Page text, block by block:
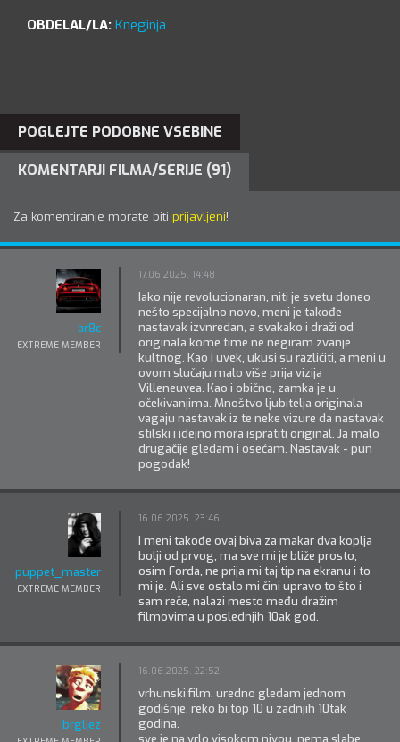
OBDELAL/LA: Kneginja
POGLEJTE PODOBNE VSEBINE
KOMENTARJI FILMA/SERIJE (91)
Za komentiranje morate biti prijavljeni!
ar8c
EXTREME MEMBER
17.06.2025. 14:48
Iako nije revolucionaran, niti je svetu doneo
nešto specijalno novo, meni je takođe
nastavak izvnredan, a svakako i draži od
originala kome time ne negiram zvanje
kultnog. Kao i uvek, ukusi su različiti, a meni u
ovom slučaju malo više prija vizija
Villeneuvea. Kao i obično, zamka je u
očekivanjima. Mnoštvo ljubitelja originala
vagaju nastavak iz te neke vizure da nastavak
stilski i idejno mora ispratiti original. Ja malo
drugačije gledam i osećam. Nastavak - pun
pogodak!
puppet_master
EXTREME MEMBER
16.06.2025. 23:46
I meni takođe ovaj biva za makar dva koplja
bolji od prvog, ma sve mi je bliže prosto,
osim Forda, ne prija mi taj tip na ekranu i to
mi je. Ali sve ostalo mi čini upravo to što i
sam reče, nalazi mesto među dražim
filmovima u poslednjih 10ak god.
brgljez
16.06.2025. 22:52
vrhunski film. uredno gledam jednom
godišnje. reko bi top 10 u zadnjih 10tak
godina.